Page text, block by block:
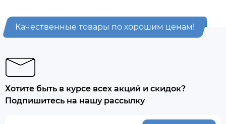
Качественные товары по хорошим ценам!
Хотите быть в курсе всех акций и скидок?
Подпишитесь на нашу рассылку